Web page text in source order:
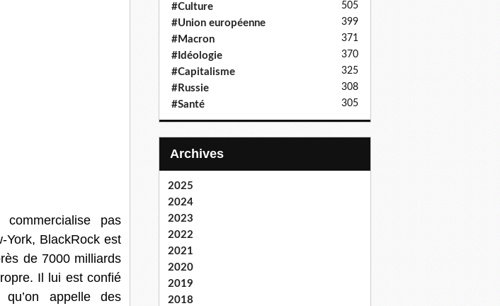
pas
York, BlackRock est
de 7000 milliards
Il lui est confié
appelle des
#Culture 505
#Union européenne 399
#Macron 371
#Idéologie 370
#Capitalisme 325
#Russie 308
#Santé 305
Archives
2025
2024
2023
2022
2021
2020
2019
2018